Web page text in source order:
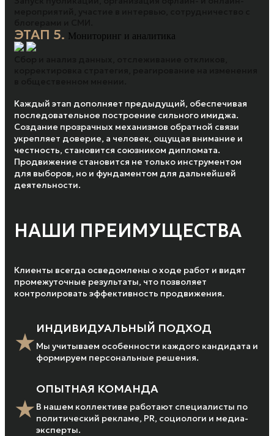
ЭТАП 5. Мониторинг и аналитика
Каждый этап дополняет предыдущий, обеспечивая
последовательное построение сильного имиджа.
Создание прозрачных механизмов обратной связи
укрепляет доверие, а человек, ощущая внимание и
честность, становится союзником дипломата.
Продвижение становится не только инструментом
для выборов, но и фундаментом для дальнейшей
деятельности.
НАШИ ПРЕИМУЩЕСТВА
Клиенты всегда осведомлены о ходе работ и видят
промежуточные результаты, что позволяет
контролировать эффективность продвижения.
★ ИНДИВИДУАЛЬНЫЙ ПОДХОД
Мы учитываем особенности каждого кандидата и
формируем персональные решения.
★
ОПЫТНАЯ КОМАНДА
В нашем коллективе работают специалисты по
политический рекламе, PR, социологи и медиа-
эксперты.